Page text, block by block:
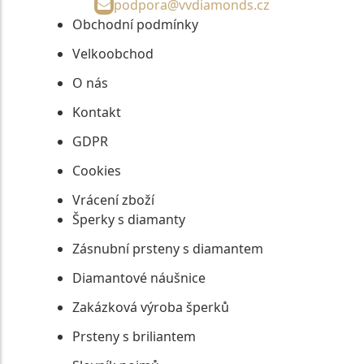
podpora@vvdiamonds.cz
Obchodní podmínky
Velkoobchod
O nás
Kontakt
GDPR
Cookies
Vrácení zboží
Šperky s diamanty
Zásnubní prsteny s diamantem
Diamantové náušnice
Zakázková výroba šperků
Prsteny s briliantem